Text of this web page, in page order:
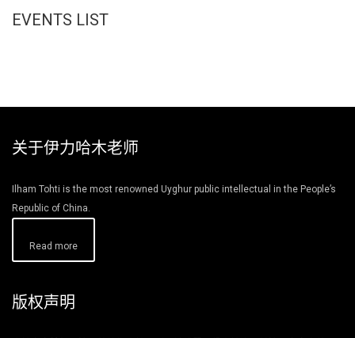
EVENTS LIST
关于伊力哈木老师
Ilham Tohti is the most renowned Uyghur public intellectual in the People’s
Republic of China.
Read more
版权声明